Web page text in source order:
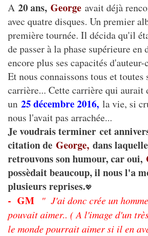
A 20 ans, George avait déjà
avec quatre disques. Un premier
première tournée. Il décida qu'il
de passer à la phase supérieure en
encore plus ses capacités
Et nous connaissons tous et toutes
carrière... Cette carrière qui aurait
un 25 décembre 2016, la vie, si
nous l'avait pas arrachée...
Je voudrais terminer cet
citation de George, dans
retrouvons son humour, car oui,
possèdait beaucoup, il nous l'a
plusieurs reprises.💖
- GM
" J'ai donc crée un
pouvait aimer.. ( A l'image d'un
le monde pourrait aimer si il en